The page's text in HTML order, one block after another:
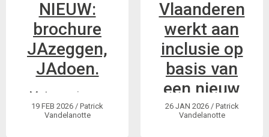
NIEUW:
brochure
JAzeggen,
JAdoen.
Met een nieuwe
brochure roept GRIP
19 FEB 2026 / Patrick
Vandelanotte
Vlaanderen
werkt aan
inclusie op
basis van
een nieuw
actieplan
26 JAN 2026/ Patrick
Vandelanotte